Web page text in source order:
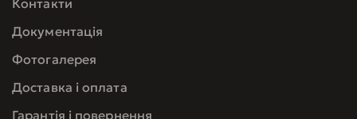
Контакти
Документація
Фотогалерея
Доставка і оплата
Гарантія і повернення